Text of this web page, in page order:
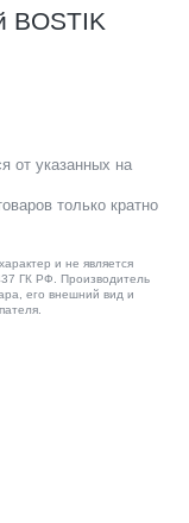
BOSTIK
от указанных на
только кратно
и не является
ГК РФ. Производитель
его внешний вид и